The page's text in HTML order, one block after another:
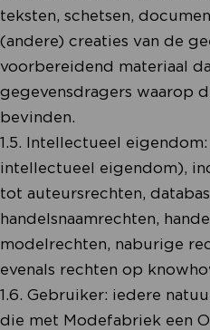
teksten, schetsen,
(andere) creaties van de
voorbereidend materiaal
gegevensdragers waarop
bevinden.
1.5. Intellectueel
intellectueel eigendom),
tot auteursrechten,
handelsnaamrechten,
modelrechten, naburige
evenals rechten op
1.6. Gebruiker: iedere
die met Modefabriek een